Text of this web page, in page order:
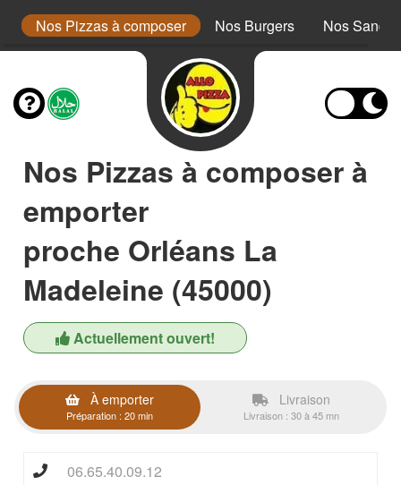
Nos Pizzas à composer Nos Burgers Nos
Nos Pizzas à composer à
emporter
proche Orléans La
Madeleine (45000)
Actuellement ouvert!
À emporter
Préparation : 20 min
Livraison
Livraison : 30 à 45 mn
06.65.40.09.12